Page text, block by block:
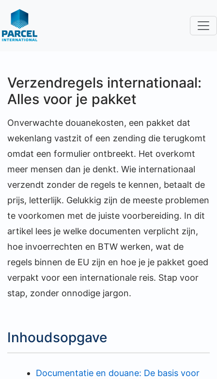
Verzendregels internationaal:
Alles voor je pakket
Onverwachte douanekosten, een pakket dat
wekenlang vastzit of een zending die terugkomt
omdat een formulier ontbreekt. Het overkomt
meer mensen dan je denkt. Wie internationaal
verzendt zonder de regels te kennen, betaalt de
prijs, letterlijk. Gelukkig zijn de meeste problemen
te voorkomen met de juiste voorbereiding. In dit
artikel lees je welke documenten verplicht zijn,
hoe invoerrechten en BTW werken, wat de
regels binnen de EU zijn en hoe je je pakket goed
verpakt voor een internationale reis. Stap voor
stap, zonder onnodige jargon.
Inhoudsopgave
Documentatie en douane: De basis voor